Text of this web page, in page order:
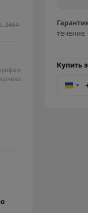
2464-
течение
Купить